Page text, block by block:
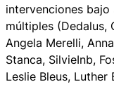
intervenciones
múltiples (Dedalus,
Angela Merelli,
Stanca, SilvieInb,
Leslie Bleus, Luther